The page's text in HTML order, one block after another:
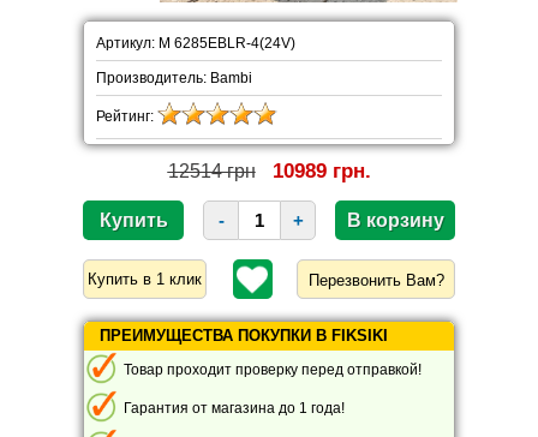
Артикул: M 6285EBLR-4(24V)
Производитель: Bambi
Рейтинг:
12514 грн 10989 грн.
- +
Перезвонить Вам?
ПРЕИМУЩЕСТВА ПОКУПКИ В FIKSIKI
Товар проходит проверку перед отправкой!
Гарантия от магазина до 1 года!